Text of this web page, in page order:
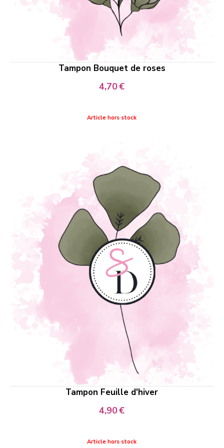
Tampon Bouquet de roses
4,70€
Article hors stock
Tampon Feuille d'hiver
4,90€
Article hors stock